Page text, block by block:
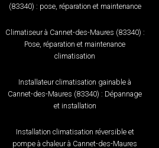
(83340) : pose, réparation et maintenance
Climatiseur à Cannet-des-Maures (83340) :
Pose, réparation et maintenance
climatisation
Installateur climatisation gainable à
Cannet-des-Maures (83340) : Dépannage
et installation
Installation climatisation réversible et
pompe à chaleur à Cannet-des-Maures